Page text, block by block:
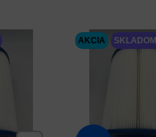
AKCIA SKLADOM